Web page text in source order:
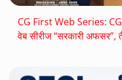
CG First Web Series:
वेब सीरीज “सरकारी अफसर”,